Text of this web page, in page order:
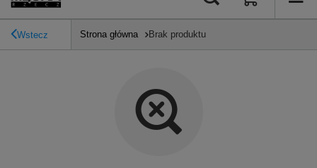
Wstecz Strona główna Brak produktu